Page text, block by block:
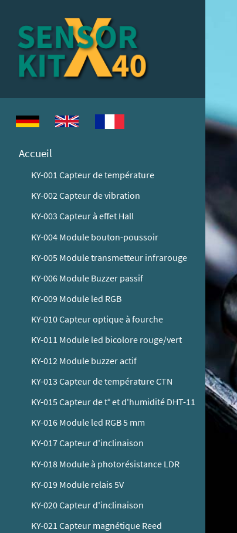
Accueil
KY-001 Capteur de température
KY-002 Capteur de vibration
KY-003 Capteur à effet Hall
KY-004 Module bouton-poussoir
KY-005 Module transmetteur infrarouge
KY-006 Module Buzzer passif
KY-009 Module led RGB
KY-010 Capteur optique à fourche
KY-011 Module led bicolore rouge/vert
KY-012 Module buzzer actif
KY-013 Capteur de température CTN
KY-015 Capteur de t° et d'humidité DHT-11
KY-016 Module led RGB 5 mm
KY-017 Capteur d'inclinaison
KY-018 Module à photorésistance LDR
KY-019 Module relais 5V
KY-020 Capteur d'inclinaison
KY-021 Capteur magnétique Reed